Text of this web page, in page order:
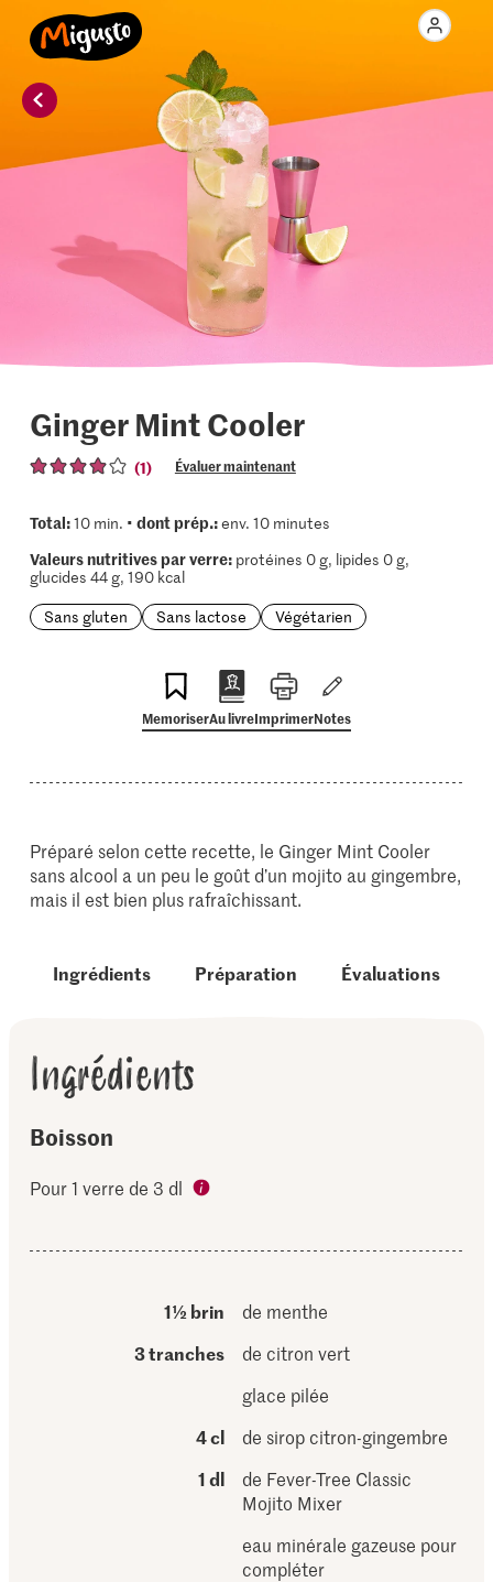
Ginger Mint Cooler
(1) Évaluer maintenant
Total:10 min. • dont prép.:env. 10 minutes
Valeurs nutritives par verre:protéines 0 g, lipides 0 g,
glucides 44 g, 190 kcal
Sans gluten
Sans lactose Végétarien
MemoriserAu livreImprimerNotes
Préparé selon cette recette, le Ginger Mint Cooler
sans alcool a un peu le goût d’un mojito au gingembre,
mais il est bien plus rafraîchissant.
Ingrédients Préparation Évaluations
Ingrédients
Boisson
Pour 1 verre de 3 dl
1½ brin
de menthe
3 tranches
de citron vert
glace pilée
4 cl
de sirop citron-gingembre
1 dl
de Fever-Tree Classic
Mojito Mixer
eau minérale gazeuse pour
compléter